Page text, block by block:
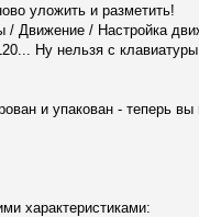
уложить и разметить!
Движение / Настройка
Ну нельзя с
и упакован - теперь
характеристиками: